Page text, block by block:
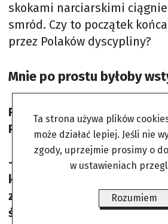
skokami narciarskimi
smród. Czy to początek
przez Polaków dyscypliny?
Mnie po prostu byłoby
Rozmowa z ADAMEM
Polskiego Związku
– Do końca sezonu
konkursów w ramach
zapomnieć o tym, co było
świata, i robić swoje?
Ta strona używa plików
może działać lepiej. Jeśli nie
zgody, uprzejmie prosimy o
w ustawieniach
Rozumiem